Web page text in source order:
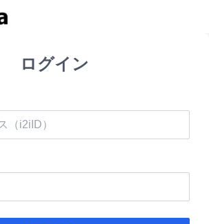
ログイン